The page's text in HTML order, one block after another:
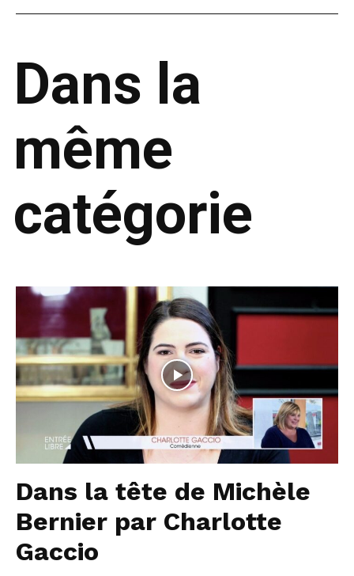
Dans la
même
catégorie
Dans la tête de Michèle
Bernier par Charlotte
Gaccio